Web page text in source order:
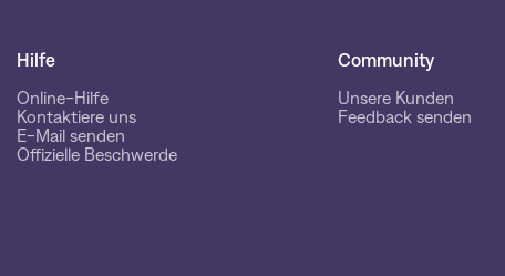
Hilfe
Online-Hilfe
Kontaktiere uns
E-Mail senden
Offizielle Beschwerde
Community
Unsere Kunden
Feedback senden